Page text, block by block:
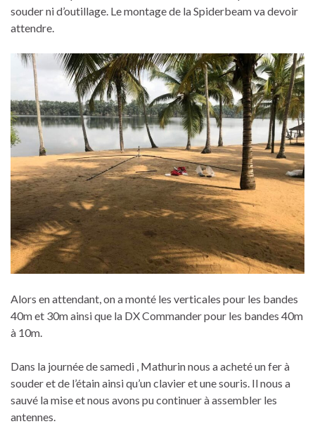
souder ni d’outillage. Le montage de la Spiderbeam va devoir
attendre.
Alors en attendant, on a monté les verticales pour les bandes
40m et 30m ainsi que la DX Commander pour les bandes 40m
à 10m.
Dans la journée de samedi , Mathurin nous a acheté un fer à
souder et de l’étain ainsi qu’un clavier et une souris. Il nous a
sauvé la mise et nous avons pu continuer à assembler les
antennes.